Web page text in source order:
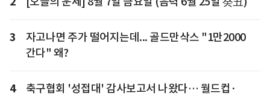
3
자고나면 주가 떨어지는데... 골드만삭스 "1만2000
간다" 왜?
4
축구협회 '성접대' 감사보고서 나왔다… 월드컵·